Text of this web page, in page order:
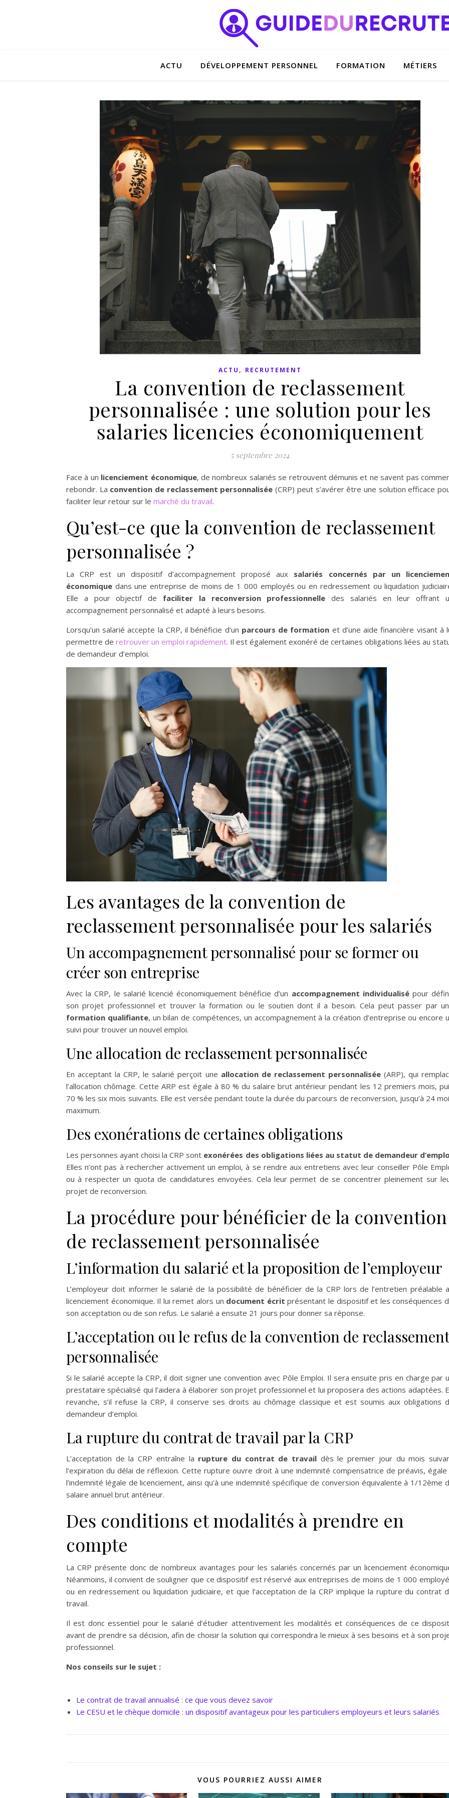
ACTU DÉVELOPPEMENT PERSONNEL FORMATION MÉTIERS
ACTU , RECRUTEMENT
La convention de reclassement
personnalisée : une solution pour les
salaries licencies économiquement
5 septembre 2024
Face à un licenciement économique, de nombreux salariés se retrouvent démunis et ne savent pas
rebondir. La convention de reclassement personnalisée (CRP) peut s’avérer être une solution efficace
faciliter leur retour sur le marché du travail.
Qu’est-ce que la convention de reclassement
personnalisée ?
La CRP est un dispositif d’accompagnement proposé aux salariés concernés par un
économique dans une entreprise de moins de 1 000 employés ou en redressement ou liquidation
Elle a pour objectif de faciliter la reconversion professionnelle des salariés en leur offrant
accompagnement personnalisé et adapté à leurs besoins.
Lorsqu’un salarié accepte la CRP, il bénéficie d’un parcours de formation et d’une aide financière visant à
permettre de retrouver un emploi rapidement. Il est également exonéré de certaines obligations liées au
de demandeur d’emploi.
Les avantages de la convention de
reclassement personnalisée pour les salariés
Un accompagnement personnalisé pour se former ou
créer son entreprise
Avec la CRP, le salarié licencié économiquement bénéficie d’un accompagnement individualisépour
son projet professionnel et trouver la formation ou le soutien dont il a besoin. Cela peut passer par
formation qualifiante, un bilan de compétences, un accompagnement à la création d’entreprise ou encore
suivi pour trouver un nouvel emploi.
Une allocation de reclassement personnalisée
En acceptant la CRP, le salarié perçoit une allocation de reclassement personnalisée(ARP), qui
l’allocation chômage. Cette ARP est égale à 80 % du salaire brut antérieur pendant les 12 premiers mois,
70 % les six mois suivants. Elle est versée pendant toute la durée du parcours de reconversion, jusqu’à 24
maximum.
Des exonérations de certaines obligations
Les personnes ayant choisi la CRP sont exonérées des obligations liées au statut de demandeur
Elles n’ont pas à rechercher activement un emploi, à se rendre aux entretiens avec leur conseiller Pôle
ou à respecter un quota de candidatures envoyées. Cela leur permet de se concentrer pleinement sur
projet de reconversion.
La procédure pour bénéficier de la convention
de reclassement personnalisée
L’information du salarié et la proposition de l’employeur
L’employeur doit informer le salarié de la possibilité de bénéficier de la CRP lors de l’entretien préalable
licenciement économique. Il lui remet alors un document écrit présentant le dispositif et les conséquences
son acceptation ou de son refus. Le salarié a ensuite 21 jours pour donner sa réponse.
L’acceptation ou le refus de la convention de reclassement
personnalisée
Si le salarié accepte la CRP, il doit signer une convention avec Pôle Emploi. Il sera ensuite pris en charge par
prestataire spécialisé qui l’aidera à élaborer son projet professionnel et lui proposera des actions adaptées.
revanche, s’il refuse la CRP, il conserve ses droits au chômage classique et est soumis aux obligations
demandeur d’emploi.
La rupture du contrat de travail par la CRP
L’acceptation de la CRP entraîne la rupture du contrat de travail dès le premier jour du mois
l’expiration du délai de réflexion. Cette rupture ouvre droit à une indemnité compensatrice de préavis, égale
l’indemnité légale de licenciement, ainsi qu’à une indemnité spécifique de conversion équivalente à 1/12ème
salaire annuel brut antérieur.
Des conditions et modalités à prendre en
compte
La CRP présente donc de nombreux avantages pour les salariés concernés par un licenciement
Néanmoins, il convient de souligner que ce dispositif est réservé aux entreprises de moins de 1 000
ou en redressement ou liquidation judiciaire, et que l’acceptation de la CRP implique la rupture du contrat
travail.
Il est donc essentiel pour le salarié d’étudier attentivement les modalités et conséquences de ce
avant de prendre sa décision, afin de choisir la solution qui correspondra le mieux à ses besoins et à son
professionnel.
Nos conseils sur le sujet :
Le contrat de travail annualisé : ce que vous devez savoir
Le CESU et le chèque domicile : un dispositif avantageux pour les particuliers employeurs et leurs salariés
VOUS POURRIEZ AUSSI AIMER